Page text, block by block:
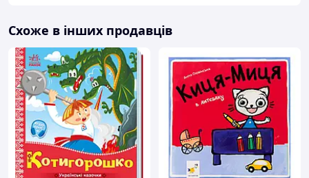
Схоже в інших продавців